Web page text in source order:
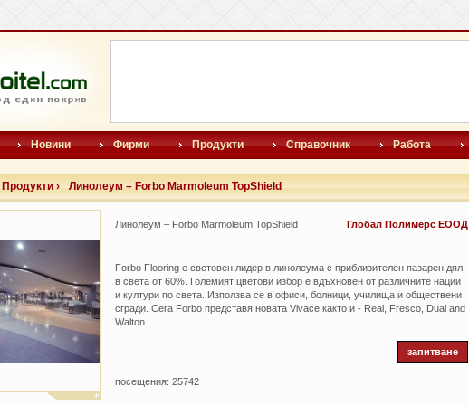
Новини Фирми Продукти Справочник Работа
Продукти › Линолеум – Forbo Marmoleum TopShield
Глобал Полимерс ЕООД
Линолеум – Forbo Marmoleum TopShield
Forbo Flooring е световен лидер в линолеума с приблизителен пазарен дял
в света от 60%. Големият цветови избор е вдъхновен от различните нации
и култури по света. Използва се в офиси, болници, училища и обществени
сгради. Сега Forbo представя новата Vivace както и - Real, Fresco, Dual and
Walton.
запитване
посещения: 25742